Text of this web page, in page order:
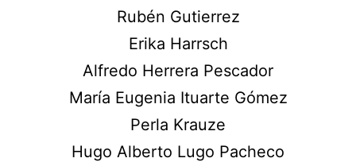
Rubén Gutierrez
Erika Harrsch
Alfredo Herrera Pescador
María Eugenia Ituarte Gómez
Perla Krauze
Hugo Alberto Lugo Pacheco